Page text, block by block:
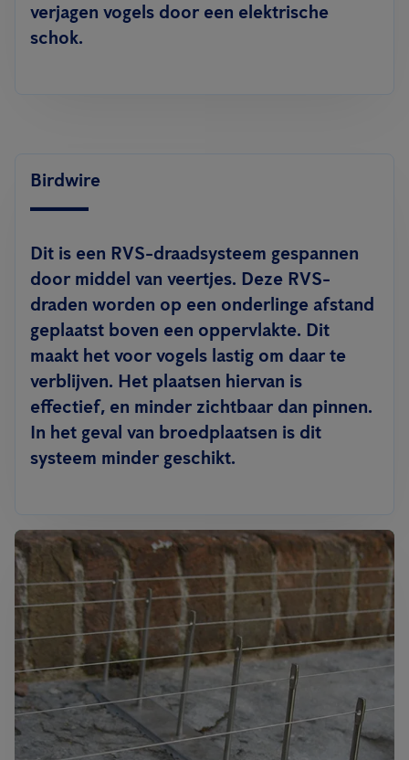
verjagen vogels door een elektrische
schok.
Birdwire
Dit is een RVS-draadsysteem gespannen
door middel van veertjes. Deze RVS-
draden worden op een onderlinge afstand
geplaatst boven een oppervlakte. Dit
maakt het voor vogels lastig om daar te
verblijven. Het plaatsen hiervan is
effectief, en minder zichtbaar dan pinnen.
In het geval van broedplaatsen is dit
systeem minder geschikt.